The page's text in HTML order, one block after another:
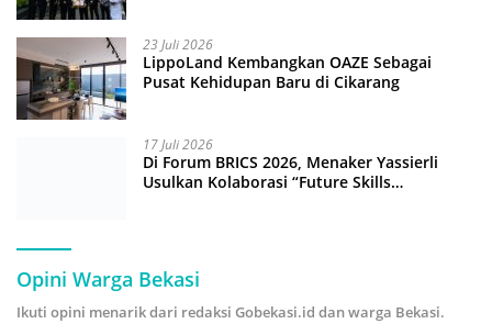
23 Juli 2026
LippoLand Kembangkan OAZE Sebagai
Pusat Kehidupan Baru di Cikarang
17 Juli 2026
Di Forum BRICS 2026, Menaker Yassierli
Usulkan Kolaborasi “Future Skills
Opini Warga Bekasi
Ikuti opini menarik dari redaksi Gobekasi.id dan warga Bekasi.